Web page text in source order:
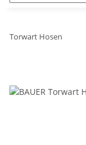
Torwart Hosen